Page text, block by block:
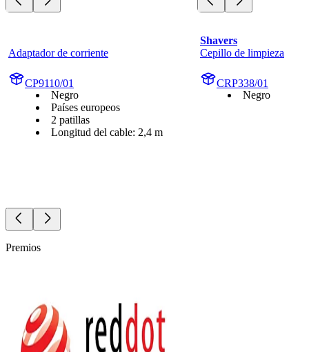
Adaptador de corriente
CP9110/01
Negro
Países europeos
2 patillas
Longitud del cable: 2,4 m
Shavers
Cepillo de limpieza
CRP338/01
Negro
Premios